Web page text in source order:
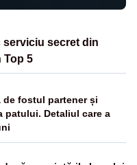
serviciu secret din
Top 5
de fostul partener și
patului. Detaliul care a